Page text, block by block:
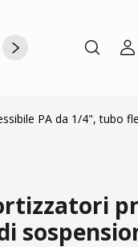
Chi siamo
PA da 1/4", tubo